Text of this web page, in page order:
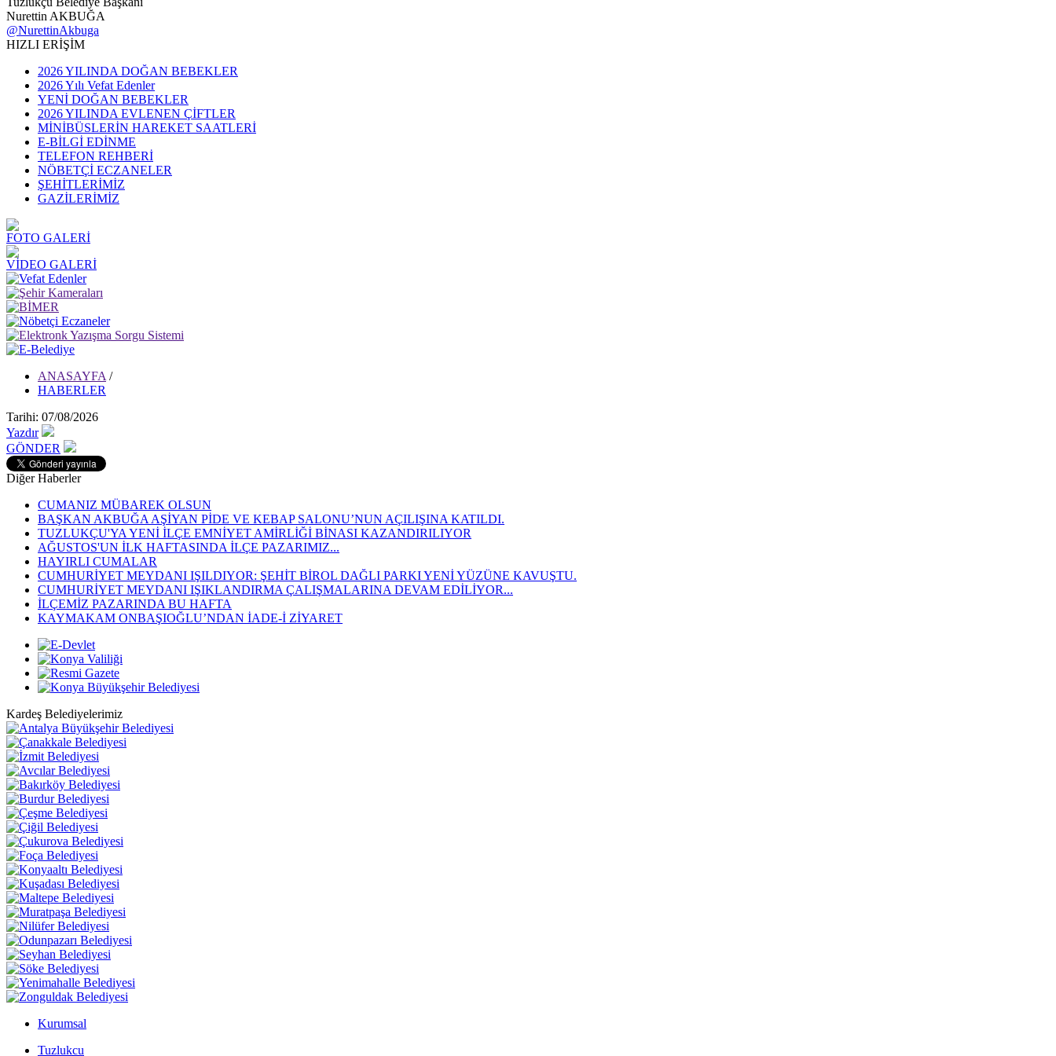
Nurettin AKBUĞA
@NurettinAkbuga
HIZLI ERİŞİM
2026 YILINDA DOĞAN BEBEKLER
2026 Yılı Vefat Edenler
YENİ DOĞAN BEBEKLER
2026 YILINDA EVLENEN ÇİFTLER
MİNİBÜSLERİN HAREKET SAATLERİ
E-BİLGİ EDİNME
TELEFON REHBERİ
NÖBETÇİ ECZANELER
ŞEHİTLERİMİZ
GAZİLERİMİZ
FOTO GALERİ
VİDEO GALERİ
ANASAYFA /
HABERLER
Tarihi: 07/08/2026
Yazdır
GÖNDER
Diğer Haberler
CUMANIZ MÜBAREK OLSUN
BAŞKAN AKBUĞA AŞİYAN PİDE VE KEBAP SALONU’NUN AÇILIŞINA KATILDI.
TUZLUKÇU'YA YENİ İLÇE EMNİYET AMİRLİĞİ BİNASI KAZANDIRILIYOR
AĞUSTOS'UN İLK HAFTASINDA İLÇE PAZARIMIZ...
HAYIRLI CUMALAR
CUMHURİYET MEYDANI IŞILDIYOR: ŞEHİT BİROL DAĞLI PARKI YENİ YÜZÜNE KAVUŞTU.
CUMHURİYET MEYDANI IŞIKLANDIRMA ÇALIŞMALARINA DEVAM EDİLİYOR...
İLÇEMİZ PAZARINDA BU HAFTA
KAYMAKAM ONBAŞIOĞLU’NDAN İADE-İ ZİYARET
Kardeş Belediyelerimiz
Kurumsal
Tuzlukcu